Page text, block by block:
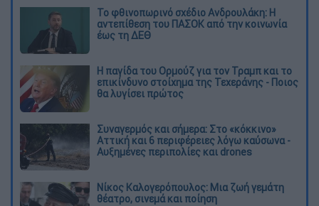
Το φθινοπωρινό σχέδιο Ανδρουλάκη: Η
αντεπίθεση του ΠΑΣΟΚ από την κοινωνία
έως τη ΔΕΘ
Η παγίδα του Ορμούζ για τον Τραμπ και το
επικίνδυνο στοίχημα της Τεχεράνης - Ποιος
θα λυγίσει πρώτος
Συναγερμός και σήμερα: Στο «κόκκινο»
Αττική και 6 περιφέρειες λόγω καύσωνα -
Αυξημένες περιπολίες και drones
Νίκος Καλογερόπουλος: Μια ζωή γεμάτη
θέατρο, σινεμά και ποίηση